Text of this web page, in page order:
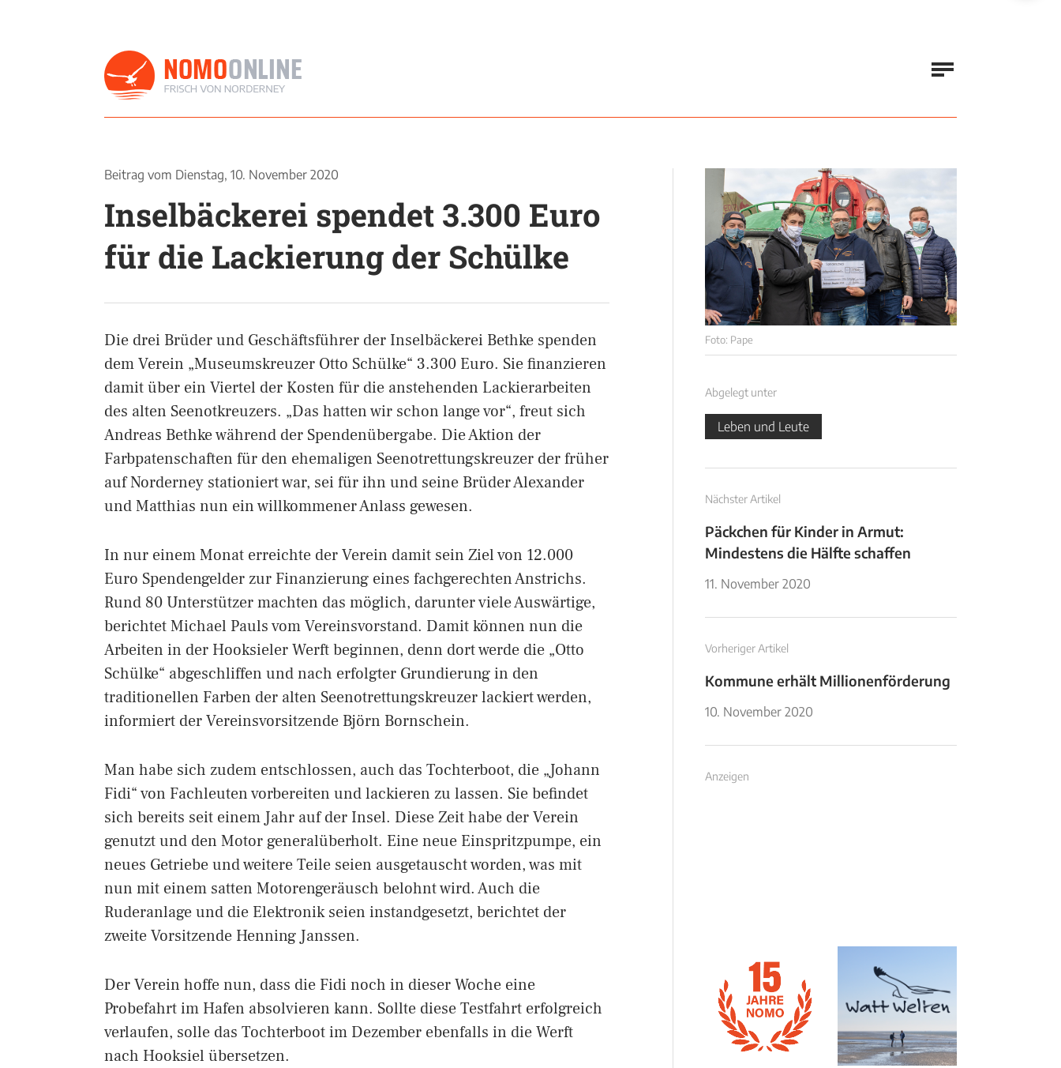
Foto: Pape
Beitrag vom Dienstag, 10. November 2020
Inselbäckerei spendet 3.300 Euro
für die Lackierung der Schülke
Die drei Brüder und Geschäftsführer der Inselbäckerei Bethke spenden
dem Verein „Museumskreuzer Otto Schülke“ 3.300 Euro. Sie finanzieren
damit über ein Viertel der Kosten für die anstehenden Lackierarbeiten
des alten Seenotkreuzers. „Das hatten wir schon lange vor“, freut sich
Andreas Bethke während der Spendenübergabe. Die Aktion der
Farbpatenschaften für den ehemaligen Seenotrettungskreuzer der früher
auf Norderney stationiert war, sei für ihn und seine Brüder Alexander
und Matthias nun ein willkommener Anlass gewesen.
In nur einem Monat erreichte der Verein damit sein Ziel von 12.000
Euro Spendengelder zur Finanzierung eines fachgerechten Anstrichs.
Rund 80 Unterstützer machten das möglich, darunter viele Auswärtige,
berichtet Michael Pauls vom Vereinsvorstand. Damit können nun die
Arbeiten in der Hooksieler Werft beginnen, denn dort werde die „Otto
Schülke“ abgeschliffen und nach erfolgter Grundierung in den
traditionellen Farben der alten Seenotrettungskreuzer lackiert werden,
informiert der Vereinsvorsitzende Björn Bornschein.
Man habe sich zudem entschlossen, auch das Tochterboot, die „Johann
Fidi“ von Fachleuten vorbereiten und lackieren zu lassen. Sie befindet
sich bereits seit einem Jahr auf der Insel. Diese Zeit habe der Verein
genutzt und den Motor generalüberholt. Eine neue Einspritzpumpe, ein
neues Getriebe und weitere Teile seien ausgetauscht worden, was mit
nun mit einem satten Motorengeräusch belohnt wird. Auch die
Ruderanlage und die Elektronik seien instandgesetzt, berichtet der
zweite Vorsitzende Henning Janssen.
Der Verein hoffe nun, dass die Fidi noch in dieser Woche eine
Probefahrt im Hafen absolvieren kann. Sollte diese Testfahrt erfolgreich
verlaufen, solle das Tochterboot im Dezember ebenfalls in die Werft
nach Hooksiel übersetzen.
Abgelegt unter
Leben und Leute
Nächster Artikel
Päckchen für Kinder in Armut:
Mindestens die Hälfte schaffen
11. November 2020
Vorheriger Artikel
Kommune erhält Millionenförderung
10. November 2020
Anzeigen